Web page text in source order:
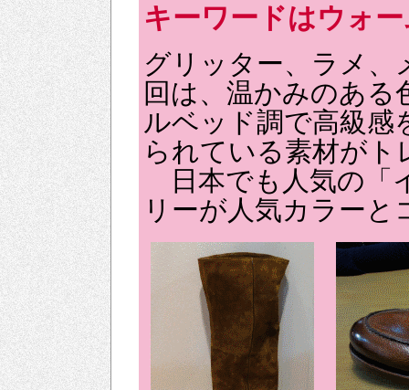
キーワードはウォ
グリッター、ラメ、
回は、温かみのある
ルベッド調で高級感
られている素材が
日本でも人気の「
リーが人気カラー